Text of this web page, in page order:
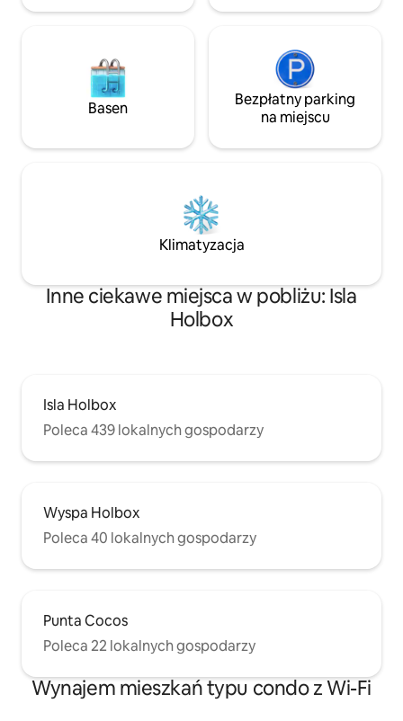
Basen
Bezpłatny parking
na miejscu
Klimatyzacja
Inne ciekawe miejsca w pobliżu: Isla
Holbox
Isla Holbox
Poleca 439 lokalnych gospodarzy
Wyspa Holbox
Poleca 40 lokalnych gospodarzy
Punta Cocos
Poleca 22 lokalnych gospodarzy
Wynajem mieszkań typu condo z Wi-Fi